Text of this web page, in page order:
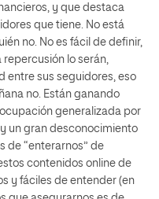
y que destaca
que tiene. No está
no. No es fácil de definir,
repercusión lo serán,
entre sus seguidores, eso
no. Están ganando
generalizada por
un gran desconocimiento
de “enterarnos” de
contenidos online de
y fáciles de entender (en